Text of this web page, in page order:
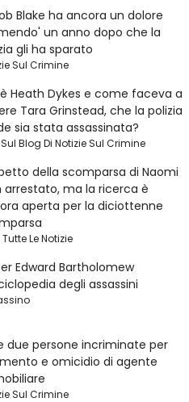
Blake ha ancora un dolore
un anno dopo che la
gli ha sparato
Sul Crimine
Heath Dykes e come faceva a
Tara Grinstead, che la polizia
sia stata assassinata?
Blog Di Notizie Sul Crimine
della scomparsa di Naomi
arrestato, ma la ricerca è
aperta per la diciottenne
Le Notizie
Edward Bartholomew
degli assassini
due persone incriminate per
e omicidio di agente
Sul Crimine